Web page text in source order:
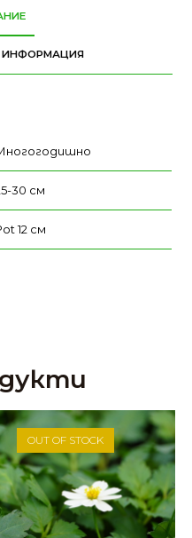
ИНФОРМАЦИЯ
30 см
12 см
OUT OF STOCK